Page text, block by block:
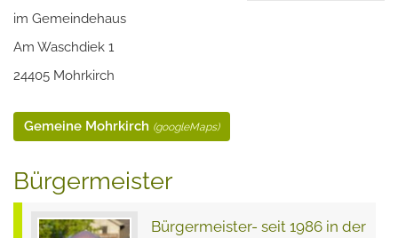
im Gemeindehaus
Am Waschdiek 1
24405 Mohrkirch
Gemeine Mohrkirch (googleMaps)
Bürgermeister
Bürgermeister- seit 1986 in der